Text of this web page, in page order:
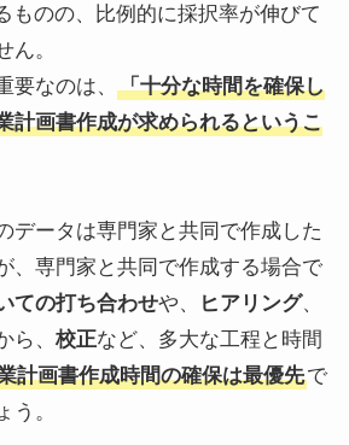
ものの、比例的に採択率が伸びて
ん。
要なのは、
「十分な時間を確保し
計画書作成が求められるというこ
データは専門家と共同で作成した
、専門家と共同で作成する場合で
ての打ち合わせや、 ヒアリング、
ら、 校正など、多大な工程と時間
計画書作成時間の確保は最優先で
う。